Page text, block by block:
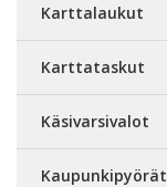
Karttalaukut
Karttataskut
Käsivarsivalot
Kaupunkipyörät